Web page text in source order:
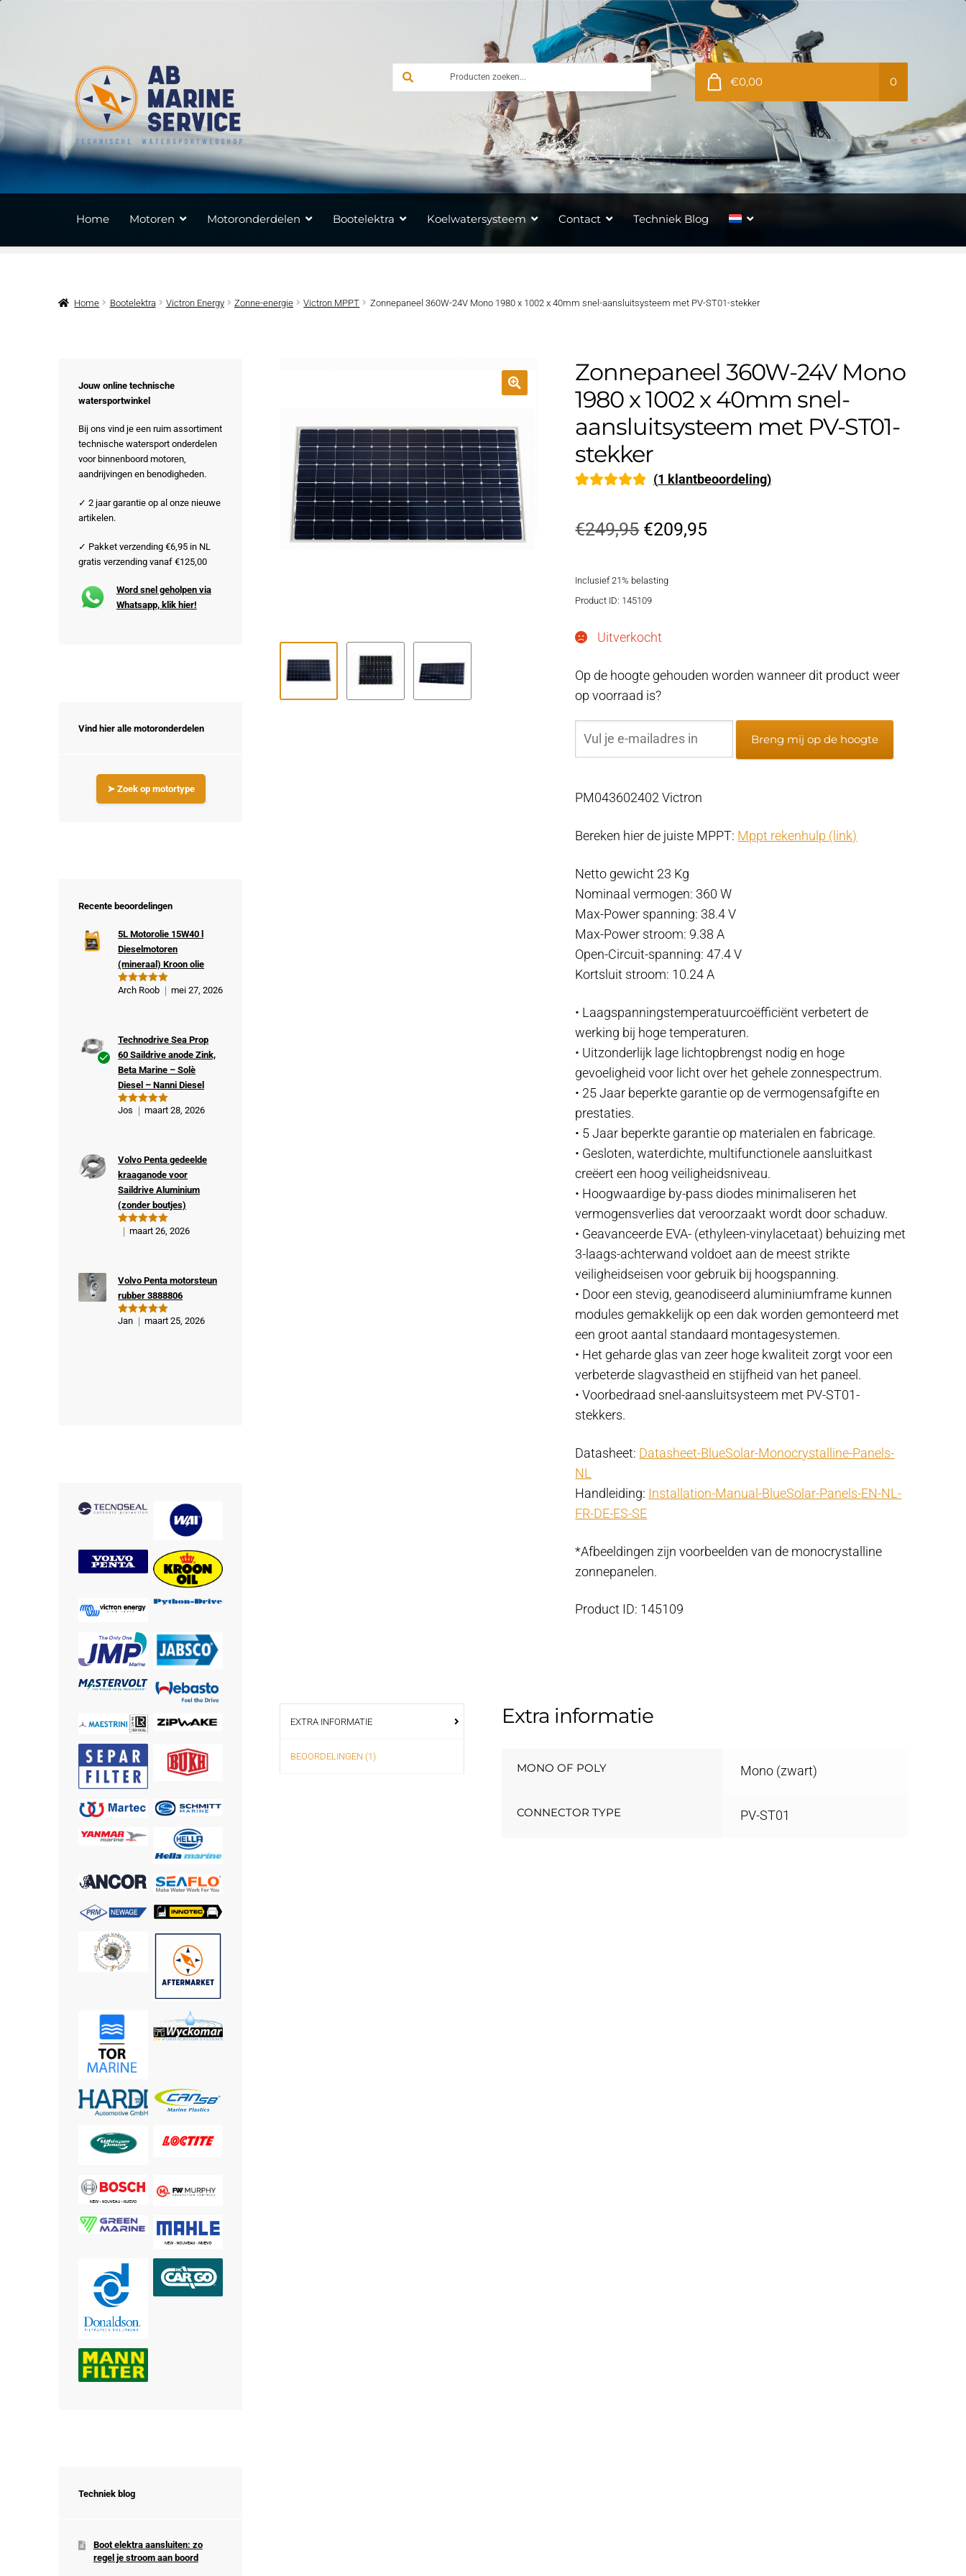
navigatie
inhoud
€0,00 0
Home Motoren Motoronderdelen Bootelektra Koelwatersysteem Contact Techniek Blog
Home Bootelektra Victron Energy Zonne-energie Victron MPPT Zonnepaneel 360W-24V Mono 1980 x 1002 x 40mm snel-aansluitsysteem met PV-ST01-stekker
Zonnepaneel 360W-24V Mono
1980 x 1002 x 40mm snel-
aansluitsysteem met PV-ST01-
stekker
gebaseerd op
ling
(1 klantbeoordeling)
€249,95 Oorspronkelijke
was:
€209,95
Inclusief 21% belasting
Product ID: 145109
Uitverkocht
Op de hoogte gehouden worden wanneer dit product weer
op voorraad is?
Breng mij op de hoogte
PM043602402 Victron
Bereken hier de juiste MPPT: Mppt rekenhulp (link)
Netto gewicht 23 Kg
Nominaal vermogen: 360 W
Max-Power spanning: 38.4 V
Max-Power stroom: 9.38 A
Open-Circuit-spanning: 47.4 V
Kortsluit stroom: 10.24 A
• Laagspanningstemperatuurcoëfficiënt verbetert de
werking bij hoge temperaturen.
• Uitzonderlijk lage lichtopbrengst nodig en hoge
gevoeligheid voor licht over het gehele zonnespectrum.
• 25 Jaar beperkte garantie op de vermogensafgifte en
prestaties.
• 5 Jaar beperkte garantie op materialen en fabricage.
• Gesloten, waterdichte, multifunctionele aansluitkast
creëert een hoog veiligheidsniveau.
• Hoogwaardige by-pass diodes minimaliseren het
vermogensverlies dat veroorzaakt wordt door schaduw.
• Geavanceerde EVA- (ethyleen-vinylacetaat) behuizing met
3-laags-achterwand voldoet aan de meest strikte
veiligheidseisen voor gebruik bij hoogspanning.
• Door een stevig, geanodiseerd aluminiumframe kunnen
modules gemakkelijk op een dak worden gemonteerd met
een groot aantal standaard montagesystemen.
• Het geharde glas van zeer hoge kwaliteit zorgt voor een
verbeterde slagvastheid en stijfheid van het paneel.
• Voorbedraad snel-aansluitsysteem met PV-ST01-
stekkers.
Datasheet: Datasheet-BlueSolar-Monocrystalline-Panels-
NL
Handleiding: Installation-Manual-BlueSolar-Panels-EN-NL-
FR-DE-ES-SE
*Afbeeldingen zijn voorbeelden van de monocrystalline
zonnepanelen.
Product ID: 145109
EXTRA INFORMATIE
BEOORDELINGEN (1)
Extra informatie
MONO OF POLY Mono (zwart)
CONNECTOR TYPE PV-ST01
Jouw online technische
watersportwinkel
Bij ons vind je een ruim assortiment
technische watersport onderdelen
voor binnenboord motoren,
aandrijvingen en benodigheden.
✓ 2 jaar garantie op al onze nieuwe
artikelen.
✓ Pakket verzending €6,95 in NL
gratis verzending vanaf €125,00
Word snel geholpen via
Whatsapp, klik hier!
Vind hier alle motoronderdelen
➤ Zoek op motortype
Recente beoordelingen
Gewaardeer
5L Motorolie 15W40 l
Dieselmotoren
(mineraal) Kroon olie
Arch Roob mei 27, 2026
Gewaardeer
Technodrive Sea Prop
60 Saildrive anode Zink,
Beta Marine – Solè
Diesel – Nanni Diesel
Jos maart 28, 2026
Gewaardeer
Volvo Penta gedeelde
kraaganode voor
Saildrive Aluminium
(zonder boutjes)
maart 26, 2026
Gewaardeer
Volvo Penta motorsteun
rubber 3888806
Jan maart 25, 2026
Techniek blog
Boot elektra aansluiten: zo
regel je stroom aan boord